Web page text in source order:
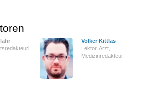
Volker Kittlas
Lektor, Arzt,
Medizinredakteur